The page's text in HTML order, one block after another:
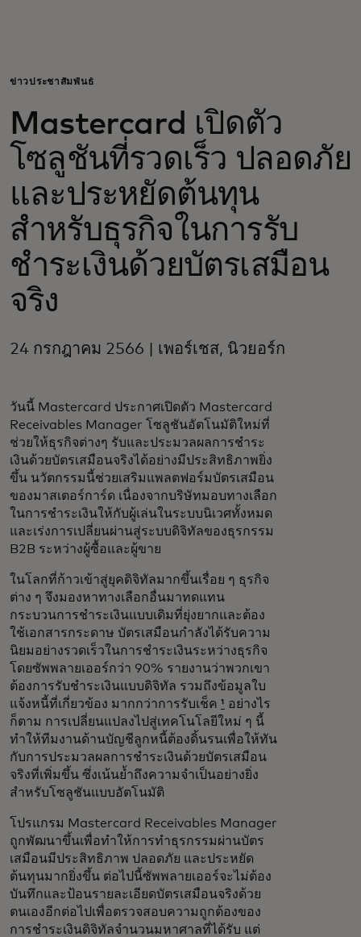
สำหรับธุรกิจ
เพื่อโลก
สำหรับผู้สร้างนวัตกรรม
ข่าวสารและแนวโน้ม
ข่าวประชาสัมพันธ์
Mastercard เปิดตัว
โซลูชันที่รวดเร็ว ปลอดภัย
และประหยัดต้นทุน
สำหรับธุรกิจในการรับ
ชำระเงินด้วยบัตรเสมือน
จริง
24 กรกฎาคม 2566 | เพอร์เชส, นิวยอร์ก
วันนี้ Mastercard ประกาศเปิดตัว Mastercard
Receivables Manager โซลูชันอัตโนมัติใหม่ที่
ช่วยให้ธุรกิจต่างๆ รับและประมวลผลการชำระ
เงินด้วยบัตรเสมือนจริงได้อย่างมีประสิทธิภาพยิ่ง
ขึ้น นวัตกรรมนี้ช่วยเสริมแพลตฟอร์มบัตรเสมือน
ของมาสเตอร์การ์ด เนื่องจากบริษัทมอบทางเลือก
ในการชำระเงินให้กับผู้เล่นในระบบนิเวศทั้งหมด
และเร่งการเปลี่ยนผ่านสู่ระบบดิจิทัลของธุรกรรม
B2B ระหว่างผู้ซื้อและผู้ขาย
ในโลกที่ก้าวเข้าสู่ยุคดิจิทัลมากขึ้นเรื่อย ๆ ธุรกิจ
ต่าง ๆ จึงมองหาทางเลือกอื่นมาทดแทน
กระบวนการชำระเงินแบบเดิมที่ยุ่งยากและต้อง
ใช้เอกสารกระดาษ บัตรเสมือนกำลังได้รับความ
นิยมอย่างรวดเร็วในการชำระเงินระหว่างธุรกิจ
โดยซัพพลายเออร์กว่า 90% รายงานว่าพวกเขา
ต้องการรับชำระเงินแบบดิจิทัล รวมถึงข้อมูลใบ
แจ้งหนี้ที่เกี่ยวข้อง มากกว่าการรับเช็ค ¹ อย่างไร
ก็ตาม การเปลี่ยนแปลงไปสู่เทคโนโลยีใหม่ ๆ นี้
ทำให้ทีมงานด้านบัญชีลูกหนี้ต้องดิ้นรนเพื่อให้ทัน
กับการประมวลผลการชำระเงินด้วยบัตรเสมือน
จริงที่เพิ่มขึ้น ซึ่งเน้นย้ำถึงความจำเป็นอย่างยิ่ง
สำหรับโซลูชันแบบอัตโนมัติ
โปรแกรม Mastercard Receivables Manager
ถูกพัฒนาขึ้นเพื่อทำให้การทำธุรกรรมผ่านบัตร
เสมือนมีประสิทธิภาพ ปลอดภัย และประหยัด
ต้นทุนมากยิ่งขึ้น ต่อไปนี้ซัพพลายเออร์จะไม่ต้อง
บันทึกและป้อนรายละเอียดบัตรเสมือนจริงด้วย
ตนเองอีกต่อไปเพื่อตรวจสอบความถูกต้องของ
การชำระเงินดิจิทัลจำนวนมหาศาลที่ได้รับ แต่